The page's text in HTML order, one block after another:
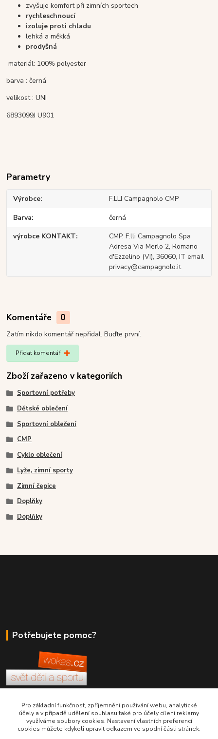
zvyšuje komfort při zimních sportech
rychleschnoucí
izoluje proti chladu
lehká a měkká
prodyšná
materiál: 100% polyester
barva : černá
velikost : UNI
6893099J U901
Parametry
Výrobce F.LLI Campagnolo CMP
Barva černá
výrobce KONTAKT
CMP. F.lli Campagnolo Spa
Adresa Via Merlo 2, Romano
d'Ezzelino (VI), 36060, IT email
privacy@campagnolo.it
Komentáře 0
Zatím nikdo komentář nepřidal. Buďte první.
Přidat komentář
Zboží zařazeno v kategoriích
Sportovní potřeby
Dětské oblečení
Sportovní oblečení
CMP
Cyklo oblečení
Lyže, zimní sporty
Zimní čepice
Doplňky
Doplňky
Potřebujete pomoc?
+420 380 830 198
wokas.online@yahoo.cz
Pro základní funkčnost, zpříjemnění používání webu, analytické
účely a v případě udělení souhlasu také pro účely cílení reklamy
využíváme soubory cookies. Nastavení vlastních preferencí
cookies můžete kdykoli upravit odkazem ve spodní části stránek.